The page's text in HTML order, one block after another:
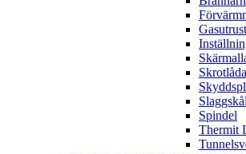
Skrotlåda
Spindel
Thermit